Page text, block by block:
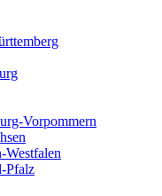
Vorpommern
Westfalen
Pfalz